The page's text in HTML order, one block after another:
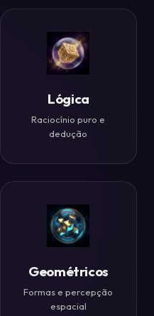
Lógica
Raciocínio puro e
dedução
Geométricos
Formas e percepção
espacial